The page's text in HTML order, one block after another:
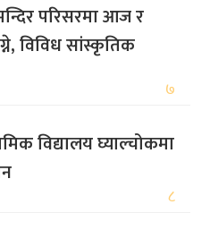
परिसरमा आज र
विविध सांस्कृतिक
७
विद्यालय घ्याल्चोकमा
८